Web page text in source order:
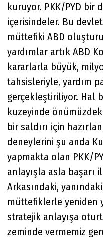
kuruyor. PKK/PYD bir
içerisindeler. Bu
müttefiki ABD
yardımlar artık ABD
kararlarla büyük,
tahsisleriyle, yardım
gerçekleştiriliyor. Hal
kuzeyinde
bir saldırı için
deneylerini şu anda
yapmakta olan PKK/
anlayışla asla başarı
Arkasındaki,
müttefiklerle yeniden
stratejik anlayışa
zeminde vermemiz